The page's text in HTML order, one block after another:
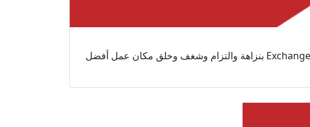
للقيام بأعمال Exchange Money بنزاهة والتزام وشغف وخلق مكان عمل أفضل